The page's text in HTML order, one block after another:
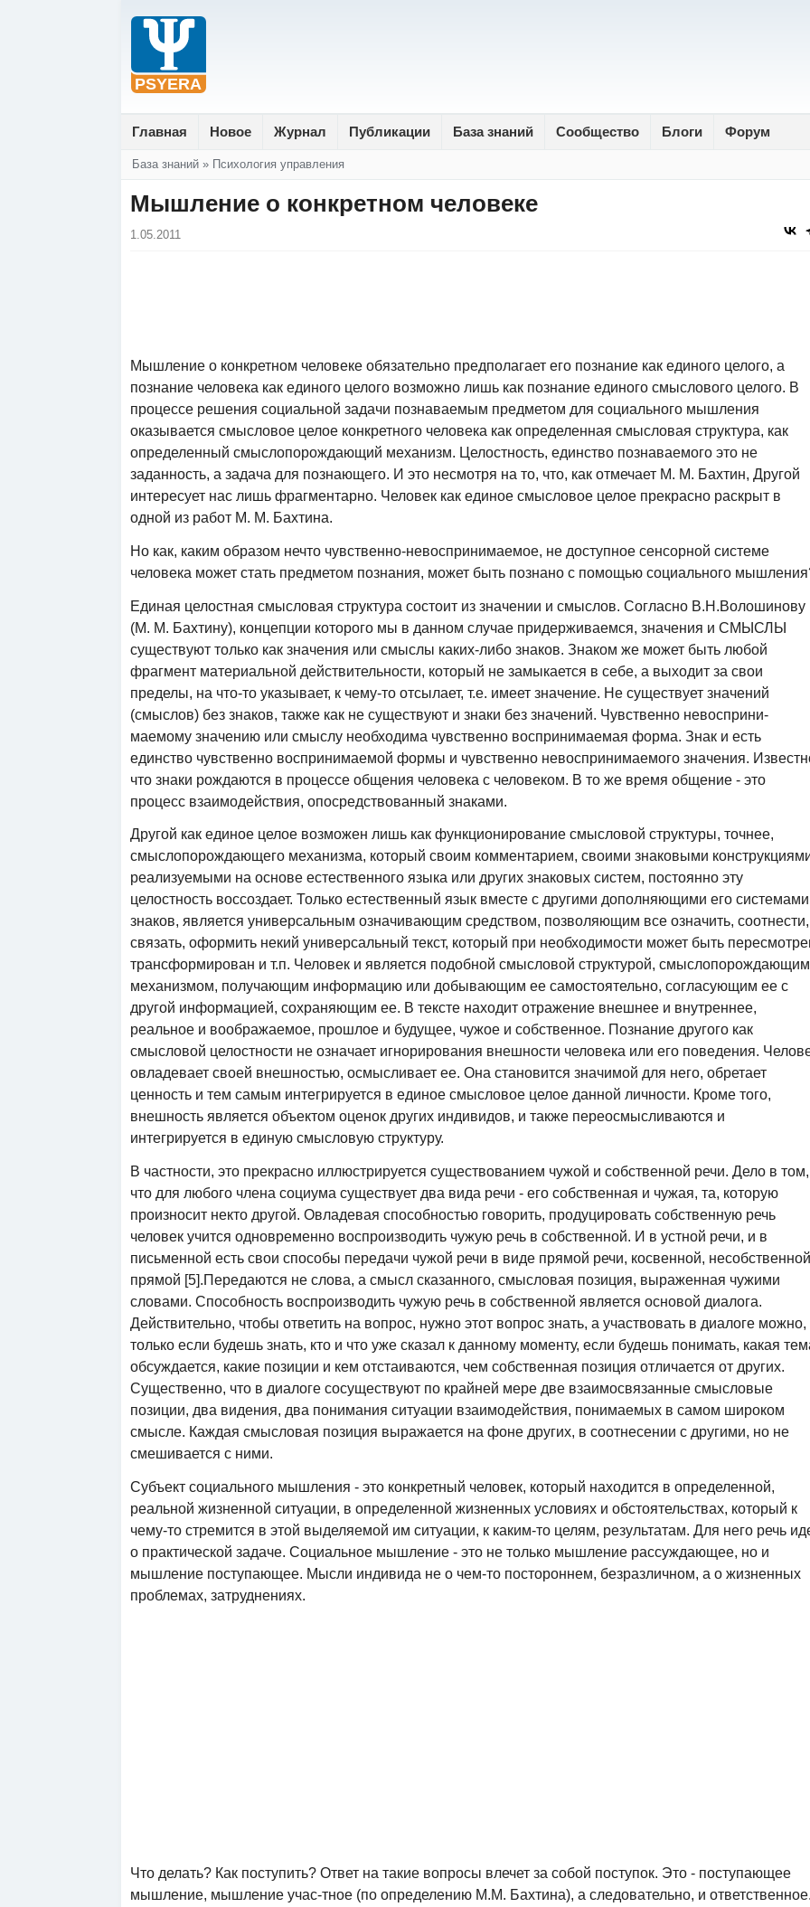
Главная Новое Журнал Публикации База знаний Сообщество Блоги Форум
Вы здесь
База знаний » Психология управления
Мышление о конкретном человеке
1.05.2011
Мышление о конкретном человеке обязательно предполагает его познание как единого целого, а
познание человека как единого целого возможно лишь как познание единого смыслового целого. В
процессе решения социальной задачи познаваемым предметом для социального мышления
оказывается смысловое целое конкретного человека как определенная смысловая структура, как
определенный смыслопорождающий механизм. Целостность, единство познаваемого это не
заданность, а задача для познающего. И это несмотря на то, что, как отмечает М. М. Бахтин, Другой
интересует нас лишь фрагментарно. Человек как единое смысловое целое прекрасно раскрыт в
одной из работ М. М. Бахтина.
Но как, каким образом нечто чувственно-невоспринимаемое, не доступное сенсорной системе
человека может стать предметом познания, может быть познано с помощью социального
Единая целостная смысловая структура состоит из значении и смыслов. Согласно В.Н.Волошинову
(М. М. Бахтину), концепции которого мы в данном случае придерживаемся, значения и СМЫСЛЫ
существуют только как значения или смыслы каких-либо знаков. Знаком же может быть любой
фрагмент материальной действительности, который не замыкается в себе, а выходит за свои
пределы, на что-то указывает, к чему-то отсылает, т.е. имеет значение. Не существует значений
(смыслов) без знаков, также как не существуют и знаки без значений. Чувственно невосприни-
маемому значению или смыслу необходима чувственно воспринимаемая форма. Знак и есть
единство чувственно воспринимаемой формы и чувственно невоспринимаемого значения.
что знаки рождаются в процессе общения человека с человеком. В то же время общение - это
процесс взаимодействия, опосредствованный знаками.
Другой как единое целое возможен лишь как функционирование смысловой структуры, точнее,
смыслопорождающего механизма, который своим комментарием, своими знаковыми
реализуемыми на основе естественного языка или других знаковых систем, постоянно эту
целостность воссоздает. Только естественный язык вместе с другими дополняющими его системами
знаков, является универсальным означивающим средством, позволяющим все означить, соотнести,
связать, оформить некий универсальный текст, который при необходимости может быть
трансформирован и т.п. Человек и является подобной смысловой структурой, смыслопорождающим
механизмом, получающим информацию или добывающим ее самостоятельно, согласующим ее с
другой информацией, сохраняющим ее. В тексте находит отражение внешнее и внутреннее,
реальное и воображаемое, прошлое и будущее, чужое и собственное. Познание другого как
смысловой целостности не означает игнорирования внешности человека или его поведения.
овладевает своей внешностью, осмысливает ее. Она становится значимой для него, обретает
ценность и тем самым интегрируется в единое смысловое целое данной личности. Кроме того,
внешность является объектом оценок других индивидов, и также переосмысливаются и
интегрируется в единую смысловую структуру.
В частности, это прекрасно иллюстрируется существованием чужой и собственной речи. Дело в том,
что для любого члена социума существует два вида речи - его собственная и чужая, та, которую
произносит некто другой. Овладевая способностью говорить, продуцировать собственную речь
человек учится одновременно воспроизводить чужую речь в собственной. И в устной речи, и в
письменной есть свои способы передачи чужой речи в виде прямой речи, косвенной, несобственной
прямой [5].Передаются не слова, а смысл сказанного, смысловая позиция, выраженная чужими
словами. Способность воспроизводить чужую речь в собственной является основой диалога.
Действительно, чтобы ответить на вопрос, нужно этот вопрос знать, а участвовать в диалоге можно,
только если будешь знать, кто и что уже сказал к данному моменту, если будешь понимать, какая
обсуждается, какие позиции и кем отстаиваются, чем собственная позиция отличается от других.
Существенно, что в диалоге сосуществуют по крайней мере две взаимосвязанные смысловые
позиции, два видения, два понимания ситуации взаимодействия, понимаемых в самом широком
смысле. Каждая смысловая позиция выражается на фоне других, в соотнесении с другими, но не
смешивается с ними.
Субъект социального мышления - это конкретный человек, который находится в определенной,
реальной жизненной ситуации, в определенной жизненных условиях и обстоятельствах, который к
чему-то стремится в этой выделяемой им ситуации, к каким-то целям, результатам. Для него речь
о практической задаче. Социальное мышление - это не только мышление рассуждающее, но и
мышление поступающее. Мысли индивида не о чем-то постороннем, безразличном, а о жизненных
проблемах, затруднениях.
Что делать? Как поступить? Ответ на такие вопросы влечет за собой поступок. Это - поступающее
мышление, мышление учас-тное (по определению М.М. Бахтина), а следовательно, и ответственное.